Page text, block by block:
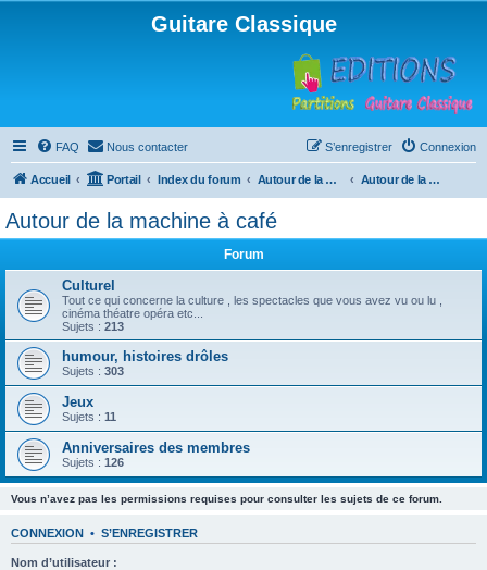
Guitare Classique
FAQ Nous contacter Connexion
S’enregistrer
Accueil Portail Index du forum Autour de la machine à café Autour de la machine à café
Autour de la machine à café
Forum
Culturel
Tout ce qui concerne la culture , les spectacles que vous avez vu ou lu ,
cinéma théatre opéra etc...
Sujets : 213
humour, histoires drôles
Sujets : 303
Jeux
Sujets : 11
Anniversaires des membres
Sujets : 126
Vous n’avez pas les permissions requises pour consulter les sujets de ce forum.
CONNEXION • S’ENREGISTRER
Nom d’utilisateur :